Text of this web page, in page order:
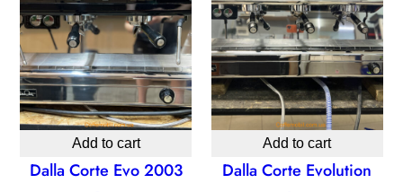
Add to cart
Dalla Corte Evo 2003
Add to cart
Dalla Corte Evolution